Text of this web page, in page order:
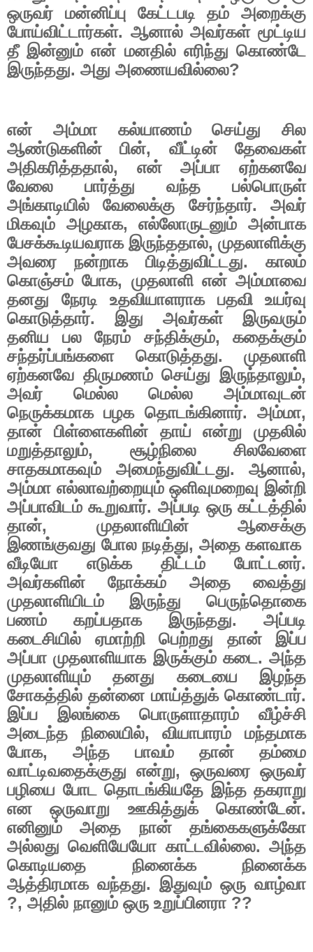
ஒருவர்
மன்னிப்பு கேட்டபடி தம்
அறைக்கு
போய்விட்டார்கள். ஆனால் அவர்கள் மூட்டிய
தீ இன்னும் என் மனதில் எரிந்து கொண்டே
இருந்தது. அது அணையவில்லை?
என் அம்மா கல்யாணம் செய்து
சில
ஆண்டுகளின்
பின், வீட்டின்
தேவைகள்
அதிகரித்ததால், என் அப்பா
ஏற்கனவே
வேலை
பார்த்து வந்த
பல்பொருள்
அங்காடியில்
வேலைக்கு சேர்ந்தார்.அவர்
மிகவும் அழகாக,எல்லோருடனும் அன்பாக
பேசக்கூடியவராக இருந்ததால், முதலாளிக்கு
அவரை
நன்றாக பிடித்துவிட்டது. காலம்
கொஞ்சம் போக, முதலாளி என் அம்மாவை
தனது
நேரடி உதவியாளராக பதவி
உயர்வு
கொடுத்தார். இது அவர்கள்
இருவரும்
தனிய
பல நேரம் சந்திக்கும், கதைக்கும்
சந்தர்ப்பங்களை
கொடுத்தது. முதலாளி
ஏற்கனவே திருமணம் செய்து இருந்தாலும்,
அவர்
மெல்ல மெல்ல
அம்மாவுடன்
நெருக்கமாக பழக தொடங்கினார்.அம்மா,
தான்
பிள்ளைகளின் தாய் என்று
முதலில்
மறுத்தாலும், சூழ்நிலை
சிலவேளை
சாதகமாகவும்
அமைந்துவிட்டது. ஆனால்,
அம்மா எல்லாவற்றையும் ஒளிவுமறைவு இன்றி
அப்பாவிடம் கூறுவார். அப்படி ஒரு கட்டத்தில்
தான், முதலாளியின்
ஆசைக்கு
இணங்குவது போல நடித்து, அதை களவாக
வீடியோ
எடுக்க திட்டம் போட்டனர்.
அவர்களின்
நோக்கம் அதை
வைத்து
முதலாளியிடம்
இருந்து
பெருந்தொகை
பணம்
கறப்பதாக இருந்தது. அப்படி
கடைசியில்
ஏமாற்றி பெற்றது தான்
இப்ப
அப்பா முதலாளியாக இருக்கும் கடை. அந்த
முதலாளியும்
தனது கடையை
இழந்த
சோகத்தில் தன்னை மாய்த்துக் கொண்டார்.
இப்ப
இலங்கை பொருளாதாரம்
வீழ்ச்சி
அடைந்த
நிலையில்,வியாபாரம்
மந்தமாக
போக, அந்த பாவம் தான்
தம்மை
வாட்டிவதைக்குது என்று, ஒருவரை ஒருவர்
பழியை போட தொடங்கியதே இந்த தகராறு
என
ஒருவாறு ஊகித்துக் கொண்டேன்.
எனினும்
அதை நான்
தங்கைகளுக்கோ
அல்லது வெளியேயோ காட்டவில்லை.அந்த
கொடியதை
நினைக்க
நினைக்க
ஆத்திரமாக வந்தது. இதுவும் ஒரு வாழ்வா
?, அதில் நானும் ஒரு உறுப்பினரா ??